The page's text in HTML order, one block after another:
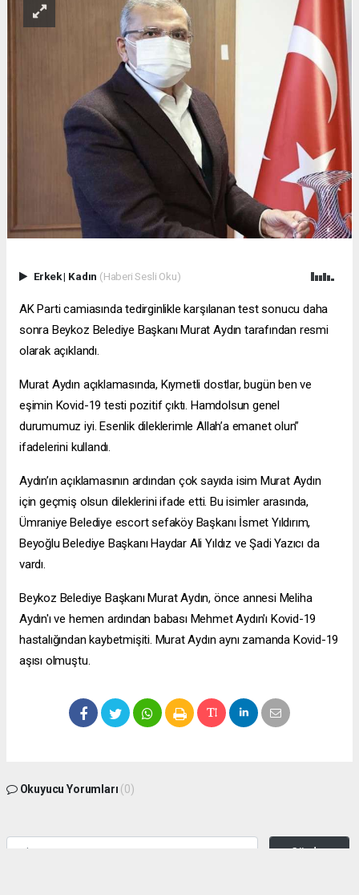
Erkek| Kadın (Haberi Sesli Oku)
AK Parti camiasında tedirginlikle karşılanan test sonucu daha
sonra Beykoz Belediye Başkanı Murat Aydın tarafından resmi
olarak açıklandı.
Murat Aydın açıklamasında, Kıymetli dostlar, bugün ben ve
eşimin Kovid-19 testi pozitif çıktı. Hamdolsun genel
durumumuz iyi. Esenlik dileklerimle Allah’a emanet olun”
ifadelerini kullandı.
Aydın’ın açıklamasının ardından çok sayıda isim Murat Aydın
için geçmiş olsun dileklerini ifade etti. Bu isimler arasında,
Ümraniye Belediye escort sefaköyBaşkanı İsmet Yıldırım,
Beyoğlu Belediye Başkanı Haydar Ali Yıldız ve Şadi Yazıcı da
vardı.
Beykoz Belediye Başkanı Murat Aydın, önce annesi Meliha
Aydın'ı ve hemen ardından babası Mehmet Aydın'ı Kovid-19
hastalığından kaybetmişiti. Murat Aydın aynı zamanda Kovid-19
aşısı olmuştu.
Okuyucu Yorumları (0)
Gönder